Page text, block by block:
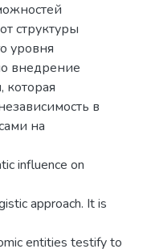
структуры
уровня
внедрение
которая
в
на
influence on
approach. It is
entities testify to